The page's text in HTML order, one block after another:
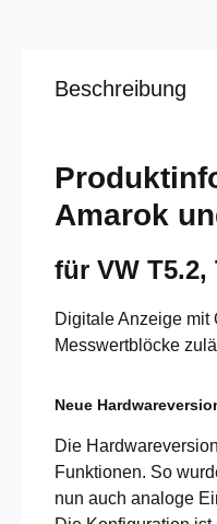
Beschreibung
Amarok
für VW
Digitale Anzeige mit
Messwertblöcke
Neue
Die
Funktionen. So
nun auch analoge